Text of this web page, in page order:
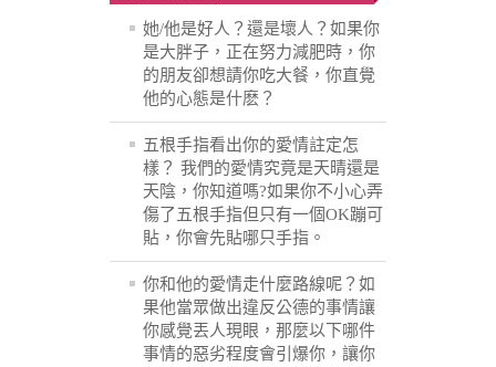
她/他是好人？還是壞人？如果你
是大胖子，正在努力減肥時，你
的朋友卻想請你吃大餐，你直覺
他的心態是什麽？
五根手指看出你的愛情註定怎
樣？ 我們的愛情究竟是天晴還是
天陰，你知道嗎?如果你不小心弄
傷了五根手指但只有一個OK蹦可
貼，你會先貼哪只手指。
你和他的愛情走什麼路線呢？如
果他當眾做出違反公德的事情讓
你感覺丟人現眼，那麼以下哪件
事情的惡劣程度會引爆你，讓你